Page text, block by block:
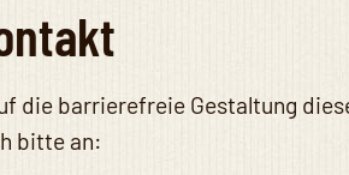
die barrierefreie Gestaltung
bitte an: